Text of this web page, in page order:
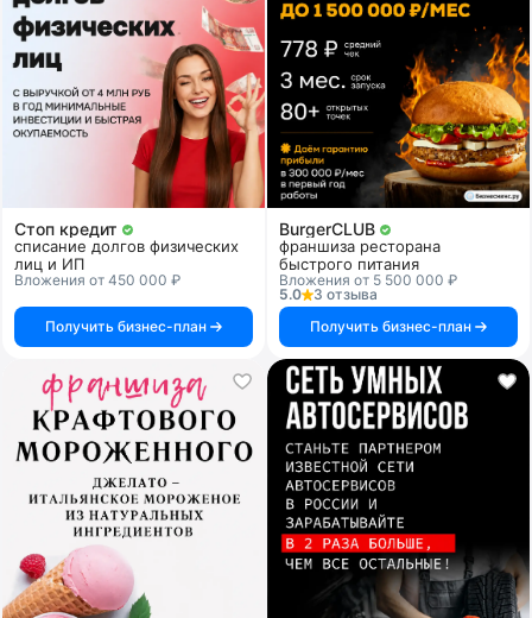
Стоп кредит
списание долгов физических
лиц и ИП
Вложения от 450 000 ₽
Получить бизнес-план
BurgerCLUB
франшиза ресторана
быстрого питания
Вложения от 5 500 000 ₽
5.0
3 отзыва
Получить бизнес-план